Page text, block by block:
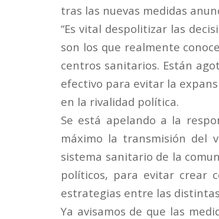
tras las nuevas medidas
“Es vital despolitizar las
son los que realmente
centros sanitarios. Están
efectivo para evitar la
en la rivalidad política.
Se está apelando a la
máximo la transmisión del
sistema sanitario de la
políticos, para evitar crear
estrategias entre las
Ya avisamos de que las